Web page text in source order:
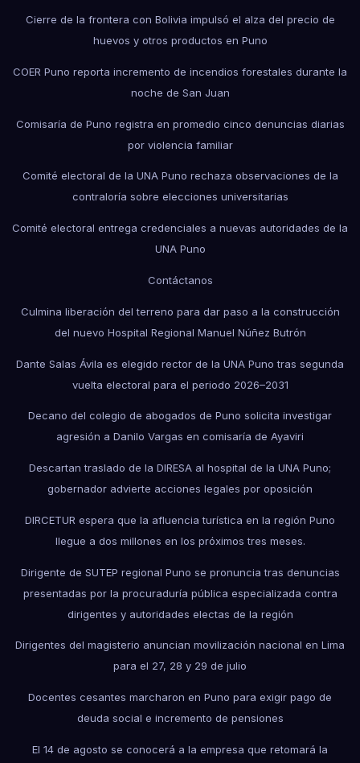
Cierre de la frontera con Bolivia impulsó el alza del precio de
huevos y otros productos en Puno
COER Puno reporta incremento de incendios forestales durante la
noche de San Juan
Comisaría de Puno registra en promedio cinco denuncias diarias
por violencia familiar
Comité electoral de la UNA Puno rechaza observaciones de la
contraloría sobre elecciones universitarias
Comité electoral entrega credenciales a nuevas autoridades de la
UNA Puno
Contáctanos
Culmina liberación del terreno para dar paso a la construcción
del nuevo Hospital Regional Manuel Núñez Butrón
Dante Salas Ávila es elegido rector de la UNA Puno tras segunda
vuelta electoral para el periodo 2026–2031
Decano del colegio de abogados de Puno solicita investigar
agresión a Danilo Vargas en comisaría de Ayaviri
Descartan traslado de la DIRESA al hospital de la UNA Puno;
gobernador advierte acciones legales por oposición
DIRCETUR espera que la afluencia turística en la región Puno
llegue a dos millones en los próximos tres meses.
Dirigente de SUTEP regional Puno se pronuncia tras denuncias
presentadas por la procuraduría pública especializada contra
dirigentes y autoridades electas de la región
Dirigentes del magisterio anuncian movilización nacional en Lima
para el 27, 28 y 29 de julio
Docentes cesantes marcharon en Puno para exigir pago de
deuda social e incremento de pensiones
El 14 de agosto se conocerá a la empresa que retomará la